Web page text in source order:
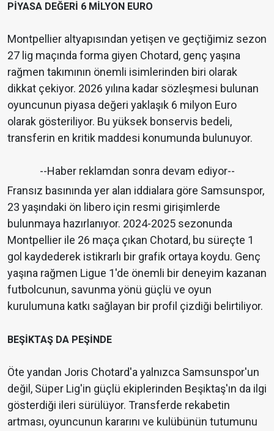
PİYASA DEĞERİ 6 MİLYON EURO
Montpellier altyapısından yetişen ve geçtiğimiz sezon
27 lig maçında forma giyen Chotard, genç yaşına
rağmen takımının önemli isimlerinden biri olarak
dikkat çekiyor. 2026 yılına kadar sözleşmesi bulunan
oyuncunun piyasa değeri yaklaşık 6 milyon Euro
olarak gösteriliyor. Bu yüksek bonservis bedeli,
transferin en kritik maddesi konumunda bulunuyor.
--Haber reklamdan sonra devam ediyor--
Fransız basınında yer alan iddialara göre Samsunspor,
23 yaşındaki ön libero için resmi girişimlerde
bulunmaya hazırlanıyor. 2024-2025 sezonunda
Montpellier ile 26 maça çıkan Chotard, bu süreçte 1
gol kaydederek istikrarlı bir grafik ortaya koydu. Genç
yaşına rağmen Ligue 1'de önemli bir deneyim kazanan
futbolcunun, savunma yönü güçlü ve oyun
kurulumuna katkı sağlayan bir profil çizdiği belirtiliyor.
BEŞİKTAŞ DA PEŞİNDE
Öte yandan Joris Chotard'a yalnızca Samsunspor'un
değil, Süper Lig'in güçlü ekiplerinden Beşiktaş'ın da ilgi
gösterdiği ileri sürülüyor. Transferde rekabetin
artması, oyuncunun kararını ve kulübünün tutumunu